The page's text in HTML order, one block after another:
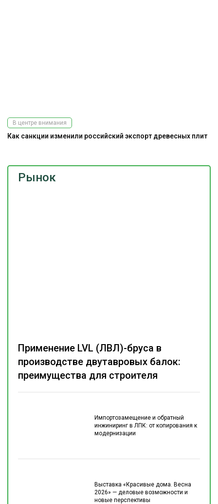
Рынок
Импортозамещение и обратный
инжиниринг в ЛПК: от копирования к
модернизации
Выставка «Красивые дома. Весна
2026» — деловые возможности и
новые перспективы
Применение LVL (ЛВЛ)-бруса в
производстве двутавровых балок:
преимущества для строителя
В центре внимания
Как санкции изменили российский экспорт древесных плит